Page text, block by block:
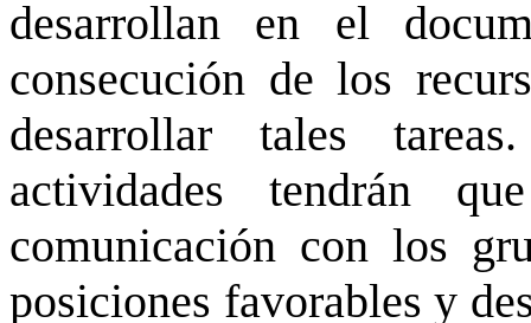
desarrollan en el
consecución de los
desarrollar tales
actividades tendrán
comunicación con los
posiciones favorables y